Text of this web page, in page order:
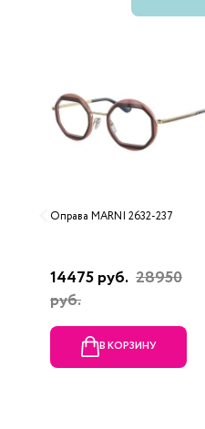
Оправа MARNI 2632-237
14475 руб. 28950
руб.
В КОРЗИНУ